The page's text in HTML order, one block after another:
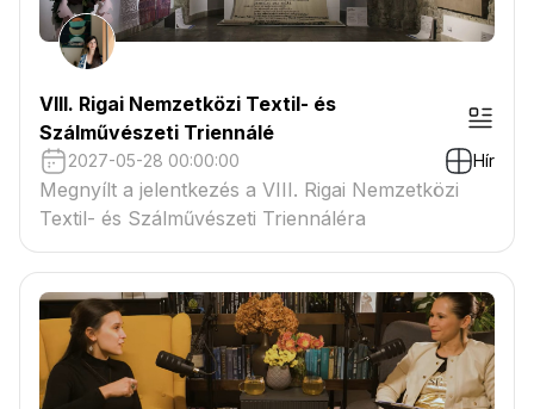
VIII. Rigai Nemzetközi Textil- és
Szálművészeti Triennálé
2027-05-28 00:00:00 Hír
Megnyílt a jelentkezés a VIII. Rigai Nemzetközi
Textil- és Szálművészeti Triennáléra